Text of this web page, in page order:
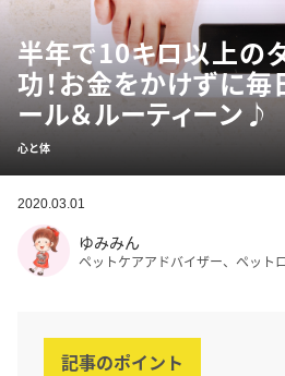
半年で10キロ以上の
功！お金をかけずに
ール＆ルーティーン♪
心と体
2020.03.01
ゆみみん
ペットケアアドバイザー、ペット
記事のポイント